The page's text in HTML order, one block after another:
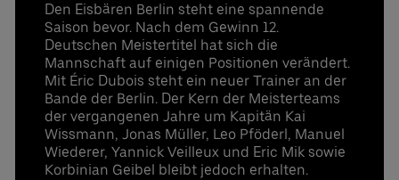
Den Eisbären Berlin steht eine spannende
Saison bevor. Nach dem Gewinn 12.
Deutschen Meistertitel hat sich die
Mannschaft auf einigen Positionen verändert.
Mit Éric Dubois steht ein neuer Trainer an der
Bande der Berlin. Der Kern der Meisterteams
der vergangenen Jahre um Kapitän Kai
Wissmann, Jonas Müller, Leo Pföderl, Manuel
Wiederer, Yannick Veilleux und Eric Mik sowie
Korbinian Geibel bleibt jedoch erhalten.